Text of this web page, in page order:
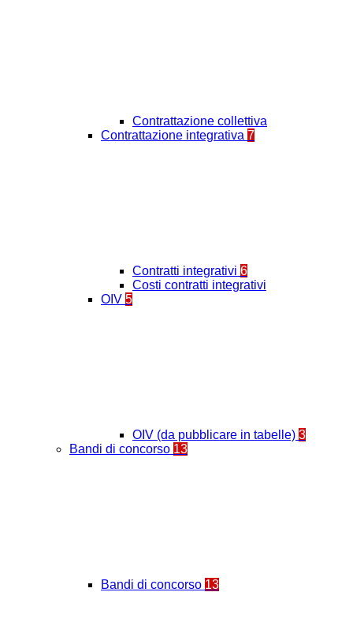
Contrattazione collettiva
Contrattazione integrativa 7
Contratti integrativi 6
Costi contratti integrativi
OIV 5
OIV (da pubblicare in tabelle) 3
Bandi di concorso 13
Bandi di concorso 13